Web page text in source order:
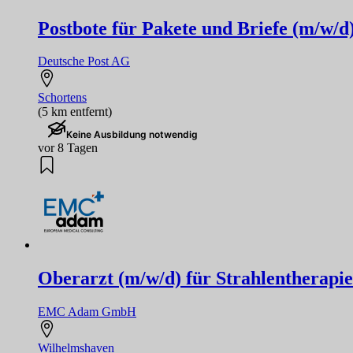
Postbote für Pakete und Briefe (m/w/
Deutsche Post AG
Schortens
(5 km entfernt)
Keine Ausbildung notwendig
vor 8 Tagen
Oberarzt (m/w/d) für Strahlentherapie
EMC Adam GmbH
Wilhelmshaven